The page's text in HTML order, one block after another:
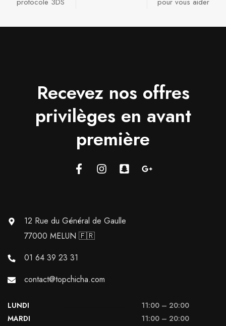
Recevez nos offres
privilèges en avant
première
12 Rue du Général de Gaulle
77000 MELUN 🇫🇷
01 64 39 23 31
contact@topchicha.com
LUNDI
11:00 – 20:00
MARDI
11:00 – 20:00